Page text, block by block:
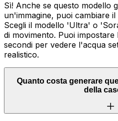
Sì! Anche se questo modello
un'immagine, puoi cambiare il
Scegli il modello 'Ultra' o
di movimento. Puoi impostare
secondi per vedere l'acqua
realistico.
Quanto costa generare
della